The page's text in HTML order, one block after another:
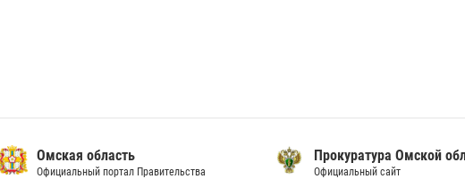
Омская область
Официальный портал Правительства
Прокуратура Омской
Официальный сайт